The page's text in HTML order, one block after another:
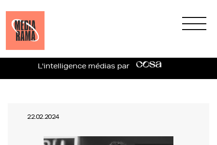
L'intelligence médias par
22.02.2024